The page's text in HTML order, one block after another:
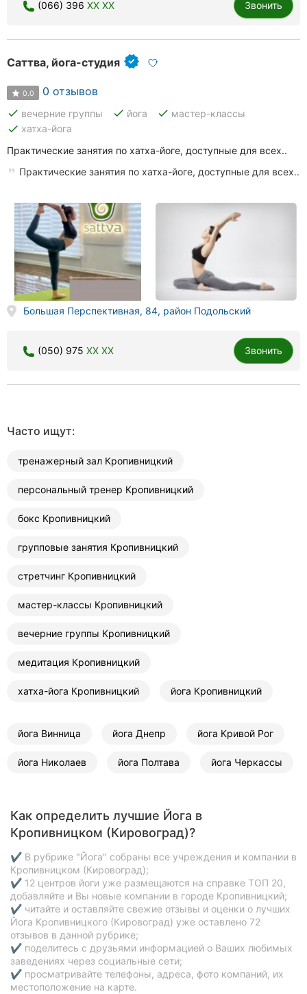
(066) 396 XX XX Звонить
Саттва, йога-студия
0.0 0 отзывов
done вечерние группы done йога done мастер-классы
done хатха-йога
Практические занятия по хатха-йоге, доступные для всех..
Практические занятия по хатха-йоге, доступные для всех..
Большая Перспективная, 84, район Подольский
(050) 975 XX XX Звонить
Часто ищут:
тренажерный зал Кропивницкий
персональный тренер Кропивницкий
бокс Кропивницкий
групповые занятия Кропивницкий
стретчинг Кропивницкий
мастер-классы Кропивницкий
вечерние группы Кропивницкий
медитация Кропивницкий
хатха-йога Кропивницкий йога Кропивницкий
йога Винница йога Днепр йога Кривой Рог
йога Николаев йога Полтава йога Черкассы
Как определить лучшие Йога в
Кропивницком (Кировоград)?
✔ В рубрике "Йога" собраны все учреждения и компании в
Кропивницком (Кировоград);
✔ 12 центров йоги уже размещаются на справке ТОП 20,
добавляйте и Вы новые компании в городе Кропивницкий;
✔ читайте и оставляйте свежие отзывы и оценки о лучших
Йога Кропивницкого (Кировоград) уже оставлено 72
отзывов в данной рубрике;
✔ поделитесь с друзьями информацией о Ваших любимых
заведениях через социальные сети;
✔ просматривайте телефоны, адреса, фото компаний, их
местоположение на карте.